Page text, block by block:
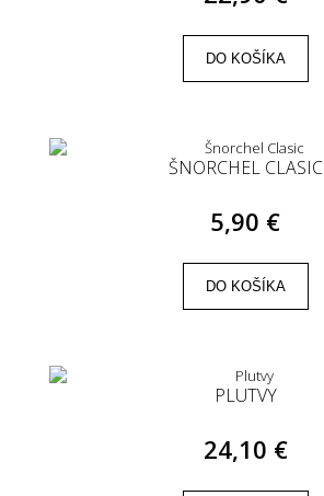
DO KOŠÍKA
ŠNORCHEL CLASIC
5,90 €
DO KOŠÍKA
PLUTVY
24,10 €